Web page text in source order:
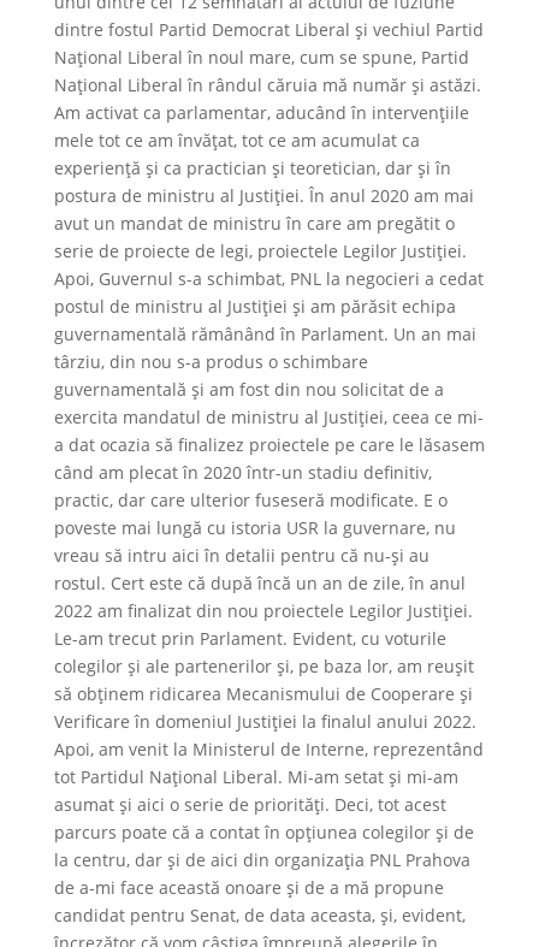
dintre fostul Partid Democrat Liberal și vechiul Partid
Național Liberal în noul mare, cum se spune, Partid
Național Liberal în rândul căruia mă număr și astăzi.
Am activat ca parlamentar, aducând în intervențiile
mele tot ce am învățat, tot ce am acumulat ca
experiență și ca practician și teoretician, dar și în
postura de ministru al Justiției. În anul 2020 am mai
avut un mandat de ministru în care am pregătit o
serie de proiecte de legi, proiectele Legilor Justiției.
Apoi, Guvernul s-a schimbat, PNL la negocieri a cedat
postul de ministru al Justiției și am părăsit echipa
guvernamentală rămânând în Parlament. Un an mai
târziu, din nou s-a produs o schimbare
guvernamentală și am fost din nou solicitat de a
exercita mandatul de ministru al Justiției, ceea ce mi-
a dat ocazia să finalizez proiectele pe care le lăsasem
când am plecat în 2020 într-un stadiu definitiv,
practic, dar care ulterior fuseseră modificate. E o
poveste mai lungă cu istoria USR la guvernare, nu
vreau să intru aici în detalii pentru că nu-și au
rostul. Cert este că după încă un an de zile, în anul
2022 am finalizat din nou proiectele Legilor Justiției.
Le-am trecut prin Parlament. Evident, cu voturile
colegilor și ale partenerilor și, pe baza lor, am reușit
să obținem ridicarea Mecanismului de Cooperare și
Verificare în domeniul Justiției la finalul anului 2022.
Apoi, am venit la Ministerul de Interne, reprezentând
tot Partidul Național Liberal. Mi-am setat și mi-am
asumat și aici o serie de priorități. Deci, tot acest
parcurs poate că a contat în opțiunea colegilor și de
la centru, dar și de aici din organizația PNL Prahova
de a-mi face această onoare și de a mă propune
candidat pentru Senat, de data aceasta, și, evident,